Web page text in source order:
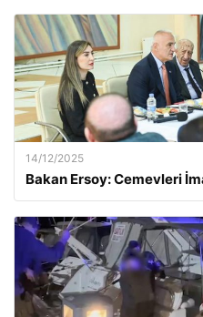
14/12/2025
Bakan Ersoy: Cemevleri